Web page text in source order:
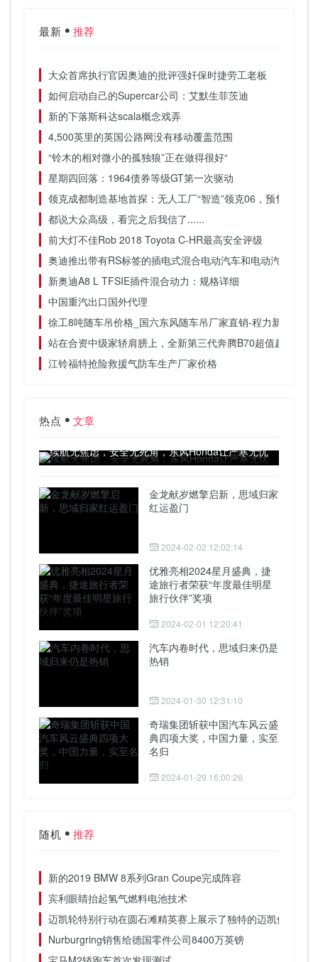
最新 推荐
大众首席执行官因奥迪的批评强奸保时捷劳工老板
如何启动自己的Supercar公司：艾默生菲茨迪
新的下落斯科达scala概念戏弄
4,500英里的英国公路网没有移动覆盖范围
“铃木的相对微小的孤独狼”正在做得很好“
星期四回落：1964债券等级GT第一次驱动
领克成都制造基地首探：无人工厂“智造”领克06，预售已开启
都说大众高级，看完之后我信了......
前大灯不佳Rob 2018 Toyota C-HR最高安全评级
奥迪推出带有RS标签的插电式混合电动汽车和电动汽车，复
新奥迪A8 L TFSIE插件混合动力：规格详细
中国重汽出口国外代理
徐工8吨随车吊价格_国六东风随车吊厂家直销-程力新款东风
站在合资中级家轿肩膀上，全新第三代奔腾B70超值超给力
江铃福特抢险救援气防车生产厂家价格
热点 文章
续航无焦虑，安全无死角，东风Honda让严寒无忧
金龙献岁燃擎启新，思域归家
红运盈门
2024-02-02 12:02:14
优雅亮相2024星月盛典，捷
途旅行者荣获“年度最佳明星
旅行伙伴”奖项
2024-02-01 12:20:41
汽车内卷时代，思域归来仍是
热销
2024-01-30 12:31:10
奇瑞集团斩获中国汽车风云盛
典四项大奖，中国力量，实至
名归
2024-01-29 16:00:26
随机 推荐
新的2019 BMW 8系列Gran Coupe完成阵容
宾利眼睛抬起氢气燃料电池技术
迈凯轮特别行动在圆石滩精英赛上展示了独特的迈凯伦720s
Nurburgring销售给德国零件公司8400万英镑